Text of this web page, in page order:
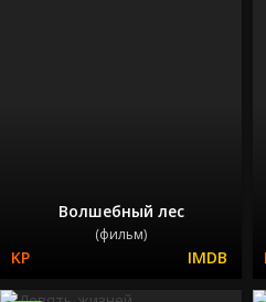
Волшебный лес
(фильм)